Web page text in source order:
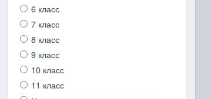
веществаИ.Г., Сладков С.А. 2019 §11 ТИПЫ
ГДЗ Химия 8 класc Габриелян О.С. ,
Габриелян и др. Химия 8 класc 2018 , 2019
6 класс
7 класс
8 класс
9 класс
10 класс
11 класс